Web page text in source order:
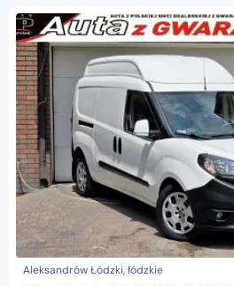
Aleksandrów Łódzki, łódzkie